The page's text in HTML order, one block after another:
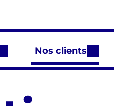
Nos clients